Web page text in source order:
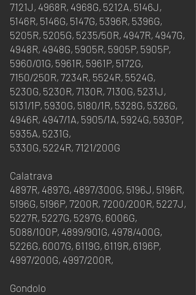
7121J, 4968R, 4968G, 5212A, 5146J,
5146R, 5146G, 5147G, 5396R, 5396G,
5205R, 5205G, 5235/50R, 4947R, 4947G,
4948R, 4948G, 5905R, 5905P, 5905P,
5960/01G, 5961R, 5961P, 5172G,
7150/250R, 7234R, 5524R, 5524G,
5230G, 5230R, 7130R, 7130G, 5231J,
5131/1P, 5930G, 5180/1R, 5328G, 5326G,
4946R, 4947/1A, 5905/1A, 5924G, 5930P,
5935A, 5231G,
5330G, 5224R, 7121/200G
Calatrava
4897R, 4897G, 4897/300G, 5196J, 5196R,
5196G, 5196P, 7200R, 7200/200R, 5227J,
5227R, 5227G, 5297G, 6006G,
5088/100P, 4899/901G, 4978/400G,
5226G, 6007G, 6119G, 6119R, 6196P,
4997/200G, 4997/200R,
Gondolo